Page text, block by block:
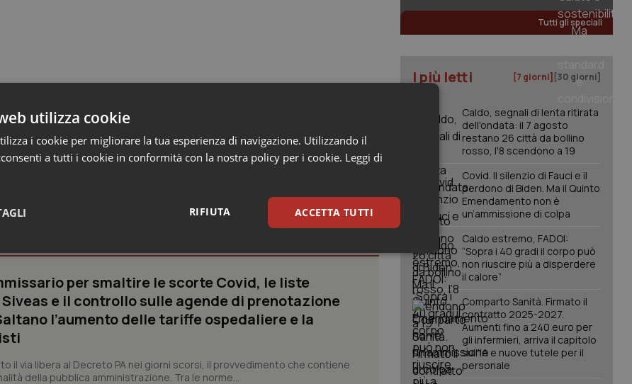
Parlamento
per smaltire le scorte Covid, le liste
e il controllo sulle agende di prenotazione
l’aumento delle tariffe ospedaliere e la
il via libera al Decreto PA nei giorni scorsi, il provvedimento che contiene
della pubblica amministrazione. Tra le norme...
Tutti gli speciali
I più letti [7 giorni] [30 giorni]
Caldo, segnali di lenta ritirata
dell'ondata: il 7 agosto
restano 26 città da bollino
rosso, l'8 scendono a 19
Covid. Il silenzio di Fauci e il
perdono di Biden. Ma il Quinto
Emendamento non è
un’ammissione di colpa
Caldo estremo, FADOI:
“Sopra i 40 gradi il corpo può
non riuscire più a disperdere
il calore”
Comparto Sanità. Firmato il
contratto 2025-2027.
Aumenti fino a 240 euro per
gli infermieri, arriva il capitolo
sull'IA e nuove tutele per il
personale
utilizza cookie
i cookie per migliorare la tua esperienza di navigazione. Utilizzando il
a tutti i cookie in conformità con la nostra policy per i cookie. Leggi di
ACCETTA TUTTI
RIFIUTA
Statistici Marketing
a rendere fruibile il sito web abilitandone funzionalità di base quali la navigazione sulle pagine